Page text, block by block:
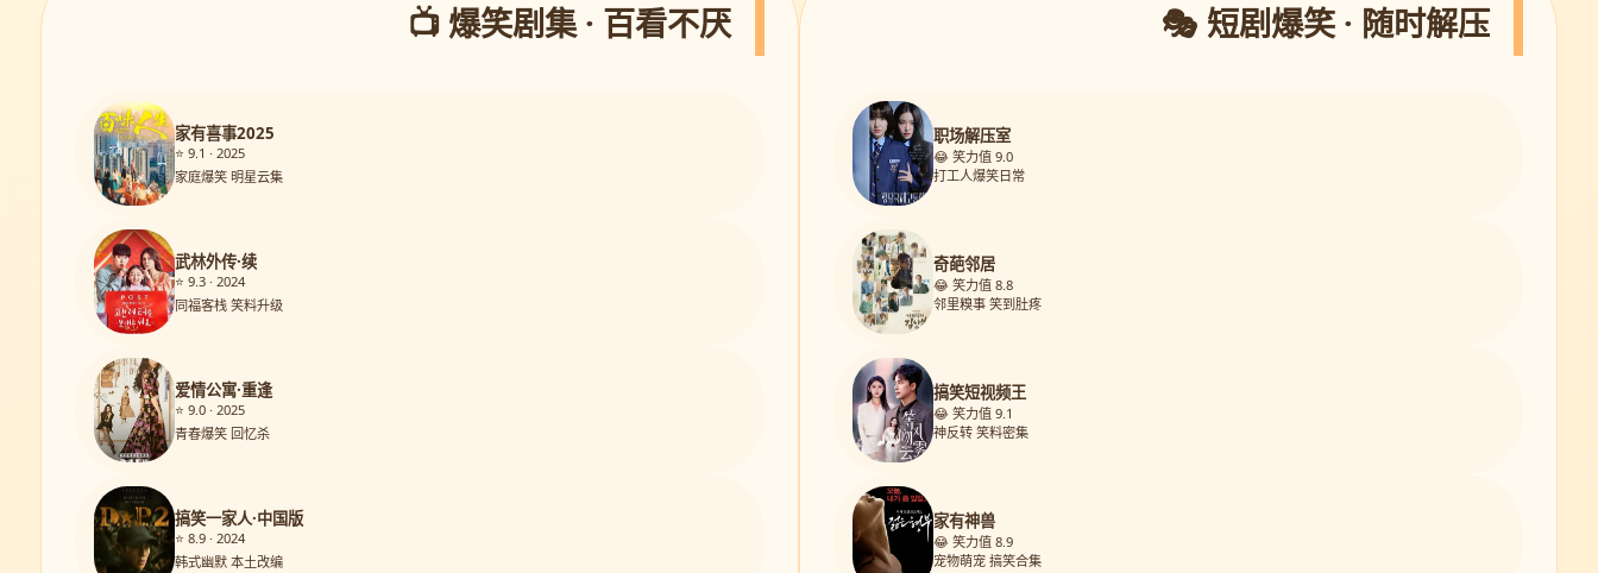
📺 爆笑剧集 · 百看不厌
家有喜事2025
⭐ 9.1 · 2025
家庭爆笑 明星云集
武林外传·续
⭐ 9.3 · 2024
同福客栈 笑料升级
爱情公寓·重逢
⭐ 9.0 · 2025
青春爆笑 回忆杀
搞笑一家人·中国版
⭐ 8.9 · 2024
韩式幽默 本土改编
🎭 短剧爆笑 · 随时解压
职场解压室
😂 笑力值 9.0
打工人爆笑日常
奇葩邻居
😂 笑力值 8.8
邻里糗事 笑到肚疼
搞笑短视频王
😂 笑力值 9.1
神反转 笑料密集
家有神兽
😂 笑力值 8.9
宠物萌宠 搞笑合集